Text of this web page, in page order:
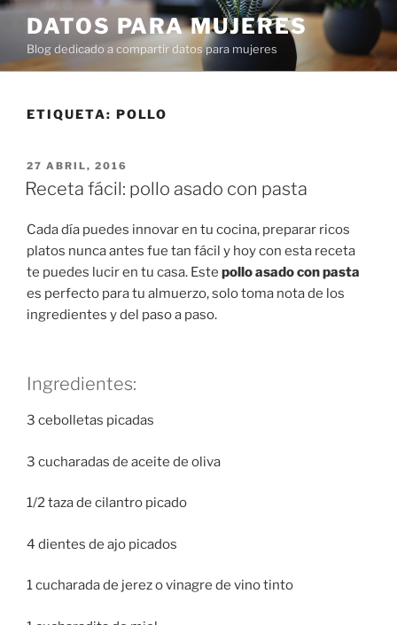
Ir
contenido
DATOS PARA MUJERES
Blog dedicado a compartir datos para mujeres
ETIQUETA: POLLO
PUBLICADO
EN
27 ABRIL, 2016
Receta fácil: pollo asado con pasta
Cada día puedes innovar en tu cocina, preparar ricos
platos nunca antes fue tan fácil y hoy con esta receta
te puedes lucir en tu casa. Este pollo asado con pasta
es perfecto para tu almuerzo, solo toma nota de los
ingredientes y del paso a paso.
Ingredientes:
3 cebolletas picadas
3 cucharadas de aceite de oliva
1/2 taza de cilantro picado
4 dientes de ajo picados
1 cucharada de jerez o vinagre de vino tinto